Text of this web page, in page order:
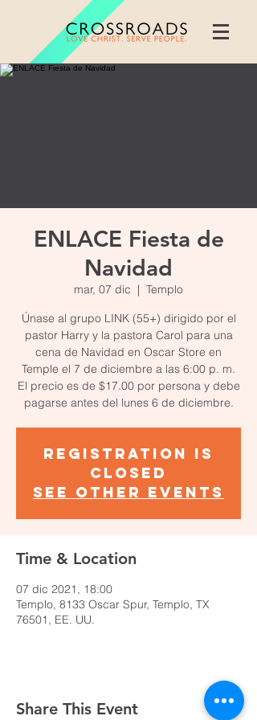
ENLACE Fiesta de
Navidad
mar, 07 dic
  |
Templo
Únase al grupo LINK (55+) dirigido por el
pastor Harry y la pastora Carol para una
cena de Navidad en Oscar Store en
Temple el 7 de diciembre a las 6:00 p. m.
El precio es de $17.00 por persona y debe
pagarse antes del lunes 6 de diciembre.
Registration is
closed
See other events
Time & Location
07 dic 2021, 18:00
Templo, 8133 Oscar Spur, Templo, TX
76501, EE. UU.
Share This Event